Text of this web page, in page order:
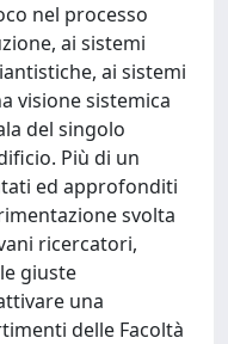
nel processo
ai sistemi
ai sistemi
visione sistemica
del singolo
Più di un
ed approfonditi
svolta
ricercatori,
giuste
una
delle Facoltà